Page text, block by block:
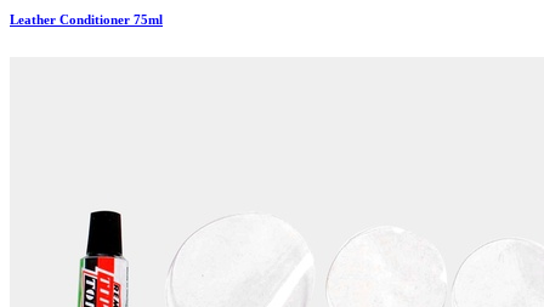
Leather Conditioner 75ml